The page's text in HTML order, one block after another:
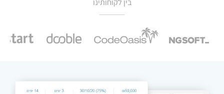
בין לקוחותינו